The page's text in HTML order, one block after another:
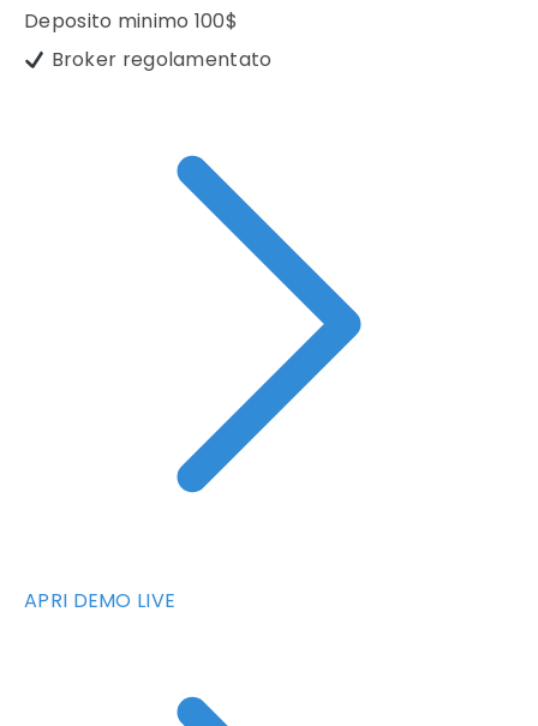
Deposito minimo 100$
Broker regolamentato
APRI DEMO LIVE